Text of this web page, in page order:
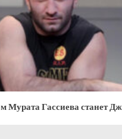
Мурата Гассиева станет